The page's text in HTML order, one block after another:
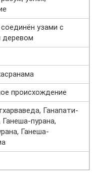
узами с
деревом
происхождение
Ганапати-
пурана,
Ганеша-